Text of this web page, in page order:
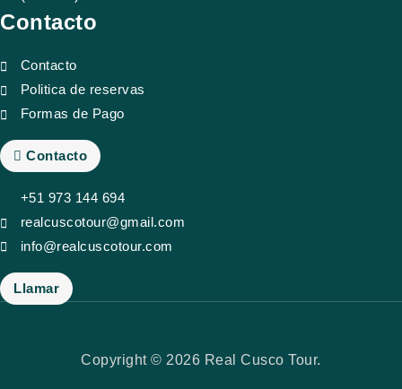
Contacto
Contacto
Politica de reservas
Formas de Pago
Contacto
+51 973 144 694
realcuscotour@gmail.com
info@realcuscotour.com
Llamar
Copyright © 2026 Real Cusco Tour.